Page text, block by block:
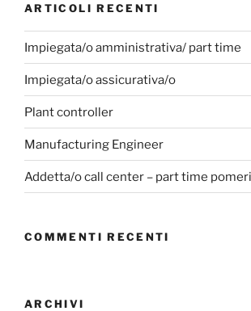
ARTICOLI RECENTI
Impiegata/o amministrativa/ part time
Impiegata/o assicurativa/o
Plant controller
Manufacturing Engineer
Addetta/o call center – part time
COMMENTI RECENTI
ARCHIVI